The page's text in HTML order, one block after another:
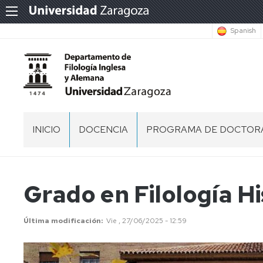
Spanish
INICIO
DE
DIRECCIÓN
PROCESOS
CONTRATACIÓN
DOCENCIA
QUE
IMPARTIMOS
EN
Y
PROGRAMA DE
EN
ESTUDIOS
Grado en Filología
Última modificación Vie , 27/06/2025 - 12:59